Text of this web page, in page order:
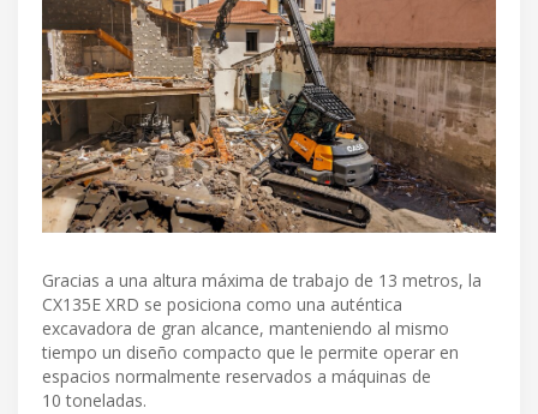
Gracias a una altura máxima de trabajo de 13 metros, la
CX135E XRD se posiciona como una auténtica
excavadora de gran alcance, manteniendo al mismo
tiempo un diseño compacto que le permite operar en
espacios normalmente reservados a máquinas de
10 toneladas.